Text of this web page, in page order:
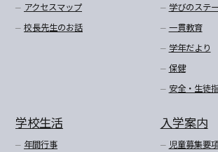
アクセスマップ
校長先生のお話
学びのステ
一貫教育
学年だより
保健
安全・生徒
学校生活
年間行事
入学案内
児童募集要